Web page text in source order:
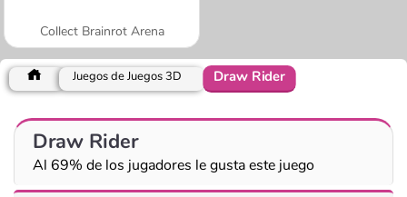
Collect Brainrot Arena
Juegos de Juegos 3D Draw Rider
Draw Rider
Al 69% de los jugadores le gusta este juego